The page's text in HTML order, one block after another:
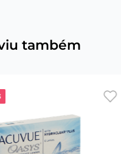
também